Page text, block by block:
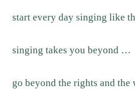
start every day singing like
singing takes you beyond …
go beyond the rights and